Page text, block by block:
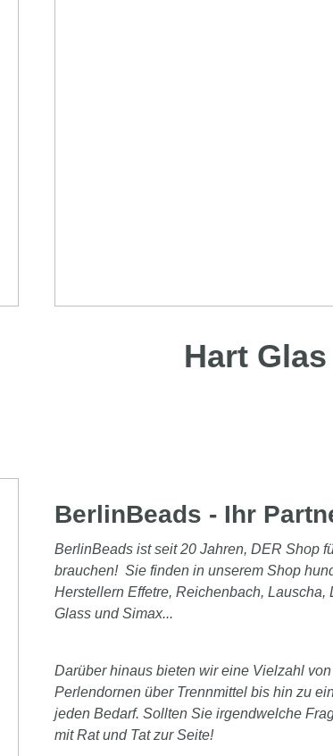
Hart
BerlinBeads - Ihr
BerlinBeads ist seit 20 Jahren, DER Shop
brauchen! Sie finden in unserem Shop
Herstellern Effetre, Reichenbach,
Glass und Simax...
Darüber hinaus bieten wir eine Vielzahl
Perlendornen über Trennmittel bis hin zu
jeden Bedarf. Sollten Sie irgendwelche
mit Rat und Tat zur Seite!